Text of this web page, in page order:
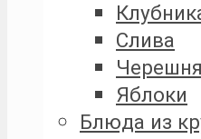
Слива
Черешня
Яблоки
Блюда из